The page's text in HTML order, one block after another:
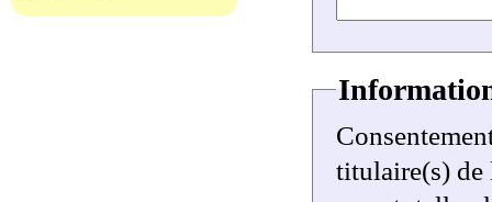
titulaire(s) de